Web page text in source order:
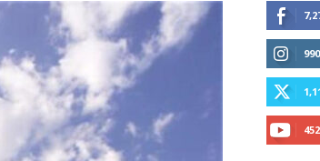
990
452